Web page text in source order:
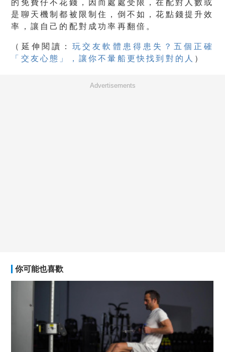
的免費仔不花錢，因而處處受限，在配對人數或
是聊天機制都被限制住，倒不如，花點錢提升效
率，讓自己的配對成功率再翻倍。
（ 延伸閱讀： 玩交友軟體患得患失？五個正確
「交友心態」，讓你不暈船更快找到對的人 ）
Advertisements